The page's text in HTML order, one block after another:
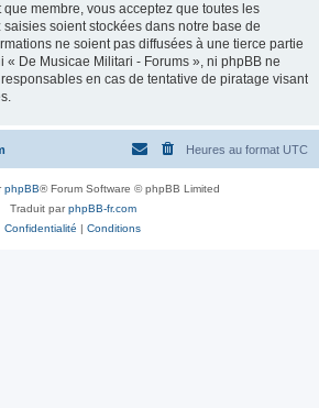
membre, vous acceptez que toutes les
soient stockées dans notre base de
ne soient pas diffusées à une tierce partie
« De Musicae Militari - Forums », ni phpBB ne
en cas de tentative de piratage visant
Heures au format UTC
phpBB® Forum Software © phpBB Limited
Traduit parphpBB-fr.com
Confidentialité | Conditions